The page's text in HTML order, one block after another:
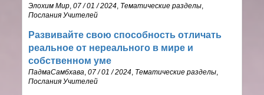
Элохим Мир ,07 / 01 / 2024 Тематические разделы
Послания Учителей
Развивайте свою способность отличать
реальное от нереального в мире и
собственном уме
ПадмаСамбхава ,07 / 01 / 2024 Тематические разделы
Послания Учителей